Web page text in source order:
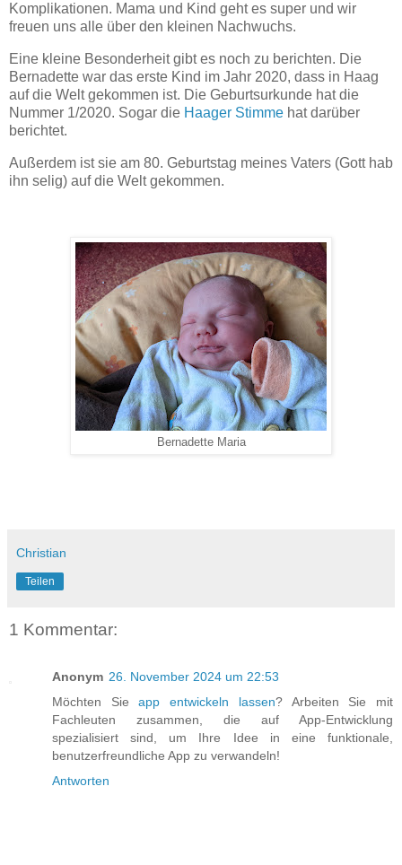
Komplikationen. Mama und Kind geht es super und wir
freuen uns alle über den kleinen Nachwuchs.
Eine kleine Besonderheit gibt es noch zu berichten. Die
Bernadette war das erste Kind im Jahr 2020, dass in Haag
auf die Welt gekommen ist. Die Geburtsurkunde hat die
Nummer 1/2020. Sogar die Haager Stimme hat darüber
berichtet.
Außerdem ist sie am 80. Geburtstag meines Vaters (Gott hab
ihn selig) auf die Welt gekommen.
Bernadette Maria
Christian
Teilen
1 Kommentar:
Anonym 26. November 2024 um 22:53
Möchten Sieapp entwickeln lassen? Arbeiten Sie mit
Fachleuten zusammen, die auf App-Entwicklung
spezialisiert sind, um Ihre Idee in eine funktionale,
benutzerfreundliche App zu verwandeln!
Antworten